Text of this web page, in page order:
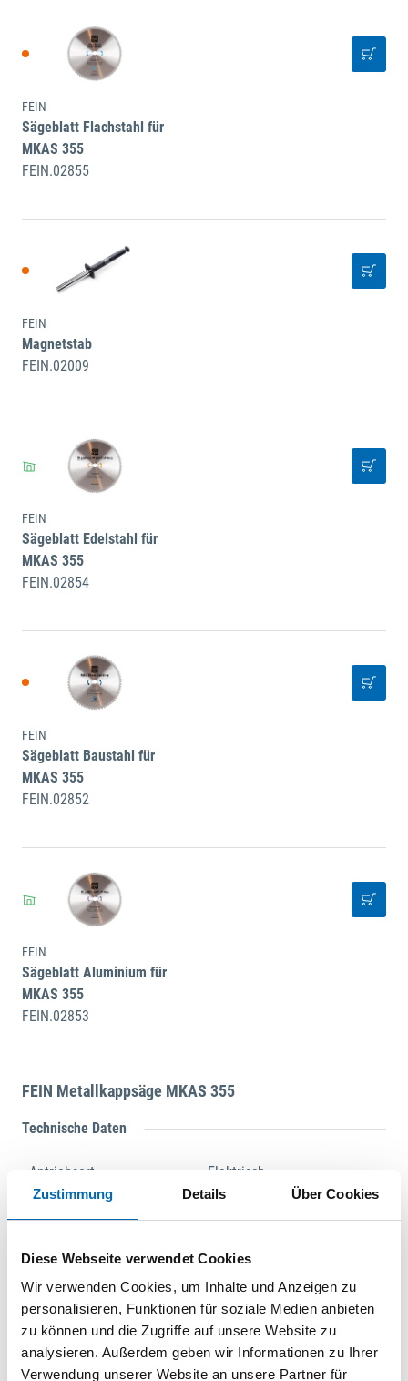
Zustimmung Details Über Cookies
Diese Webseite verwendet Cookies
Wir verwenden Cookies, um Inhalte und Anzeigen zu
personalisieren, Funktionen für soziale Medien anbieten
zu können und die Zugriffe auf unsere Website zu
analysieren. Außerdem geben wir Informationen zu Ihrer
Verwendung unserer Website an unsere Partner für
FEIN
Sägeblatt Flachstahl für
MKAS 355
FEIN.02855
FEIN
Magnetstab
FEIN.02009
FEIN
Sägeblatt Edelstahl für
MKAS 355
FEIN.02854
FEIN
Sägeblatt Baustahl für
MKAS 355
FEIN.02852
FEIN
Sägeblatt Aluminium für
MKAS 355
FEIN.02853
FEIN Metallkappsäge MKAS 355
Technische Daten
Antriebsart Elektrisch
Gewicht 24,4 kg
Leerlaufdrehzahl (max.) 1300 min-¹
Nennaufnahme 1800 W